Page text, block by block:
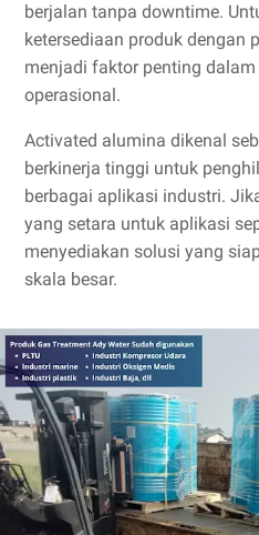
berjalan tanpa downtime.
ketersediaan produk dengan
menjadi faktor penting
operasional.
Activated alumina dikenal
berkinerja tinggi untuk
berbagai aplikasi industri.
yang setara untuk aplikasi
menyediakan solusi yang
skala besar.